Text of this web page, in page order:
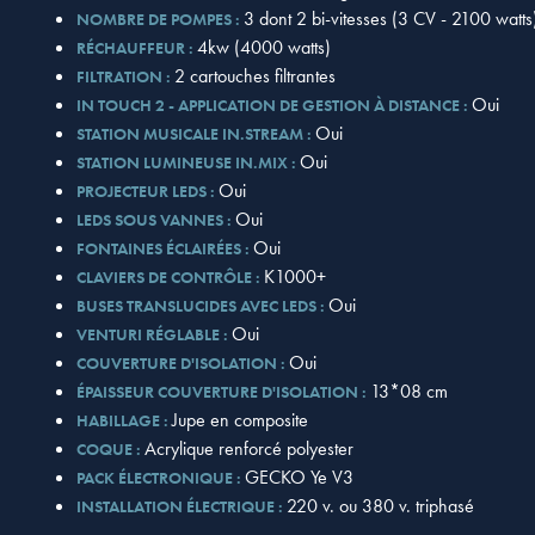
NOMBRE DE POMPES : 3 dont 2 bi-vitesses (3 CV - 2100
RÉCHAUFFEUR : 4kw (4000 watts)
FILTRATION : 2 cartouches filtrantes
IN TOUCH 2 - APPLICATION DE GESTION À DISTANCE : Oui
STATION MUSICALE IN.STREAM : Oui
STATION LUMINEUSE IN.MIX : Oui
PROJECTEUR LEDS : Oui
LEDS SOUS VANNES : Oui
FONTAINES ÉCLAIRÉES : Oui
CLAVIERS DE CONTRÔLE : K1000+
BUSES TRANSLUCIDES AVEC LEDS : Oui
VENTURI RÉGLABLE : Oui
COUVERTURE D'ISOLATION : Oui
ÉPAISSEUR COUVERTURE D'ISOLATION : 13*08 cm
HABILLAGE :Jupe en composite
COQUE : Acrylique renforcé polyester
PACK ÉLECTRONIQUE : GECKO Ye V3
INSTALLATION ÉLECTRIQUE : 220 v. ou 380 v. triphasé